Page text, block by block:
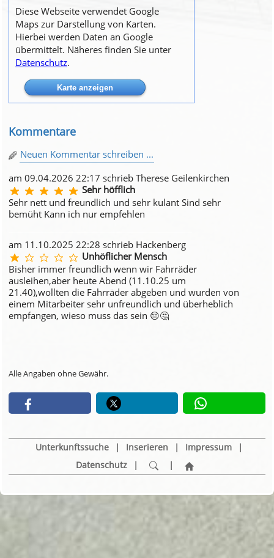
Diese Webseite verwendet Google
Maps zur Darstellung von Karten.
Hierbei werden Daten an Google
übermittelt. Näheres finden Sie unter
Datenschutz.
Kommentare
Neuen Kommentar schreiben ...
am 09.04.2026 22:17 schrieb Therese Geilenkirchen
Sehr höfflich
Sehr nett und freundlich und sehr kulant Sind sehr
bemüht Kann ich nur empfehlen
am 11.10.2025 22:28 schrieb Hackenberg
Unhöflicher Mensch
Bisher immer freundlich wenn wir Fahrräder
ausleihen,aber heute Abend (11.10.25 um
21.40),wollten die Fahrräder abgeben und wurden von
einem Mitarbeiter sehr unfreundlich und überheblich
empfangen, wieso muss das sein 😔🤔
Alle Angaben ohne Gewähr.
Unterkunftssuche | Inserieren | Impressum
|
Datenschutz
| |